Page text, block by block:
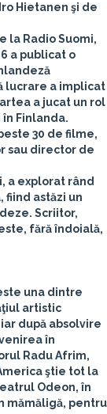
Hietanen şi de
la Radio Suomi,
a publicat o
lucrare a implicat
a jucat un rol
Finlanda.
30 de filme,
sau director de
a explorat rând
astăzi un
Scriitor,
fără îndoială,
una dintre
artistic
după absolvire
în
Radu Afrim,
ştie tot la
Odeon, în
mămăligă, pentru